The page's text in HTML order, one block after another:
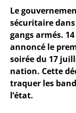
Le
sécuritaire dans
gangs armés.
annoncé le
soirée du 17
nation. Cette
traquer les
l’état.